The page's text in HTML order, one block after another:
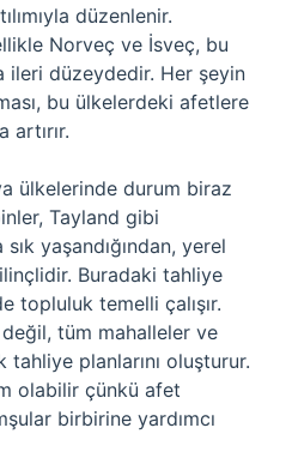
düzenlenir.
Norveç ve İsveç, bu
ileri düzeydedir. Her şeyin
bu ülkelerdeki afetlere
artırır.
ülkelerinde durum biraz
Tayland gibi
yaşandığından, yerel
Buradaki tahliye
topluluk temelli çalışır.
tüm mahalleler ve
planlarını oluşturur.
olabilir çünkü afet
birbirine yardımcı